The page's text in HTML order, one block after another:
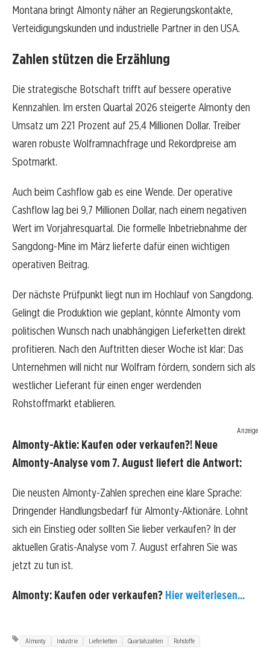
Montana bringt Almonty näher an Regierungskontakte,
Verteidigungskunden und industrielle Partner in den USA.
Zahlen stützen die Erzählung
Die strategische Botschaft trifft auf bessere operative
Kennzahlen. Im ersten Quartal 2026 steigerte Almonty den
Umsatz um 221 Prozent auf 25,4 Millionen Dollar. Treiber
waren robuste Wolframnachfrage und Rekordpreise am
Spotmarkt.
Auch beim Cashflow gab es eine Wende. Der operative
Cashflow lag bei 9,7 Millionen Dollar, nach einem negativen
Wert im Vorjahresquartal. Die formelle Inbetriebnahme der
Sangdong-Mine im März lieferte dafür einen wichtigen
operativen Beitrag.
Der nächste Prüfpunkt liegt nun im Hochlauf von Sangdong.
Gelingt die Produktion wie geplant, könnte Almonty vom
politischen Wunsch nach unabhängigen Lieferketten direkt
profitieren. Nach den Auftritten dieser Woche ist klar: Das
Unternehmen will nicht nur Wolfram fördern, sondern sich als
westlicher Lieferant für einen enger werdenden
Rohstoffmarkt etablieren.
Anzeige
Almonty-Aktie: Kaufen oder verkaufen?! Neue
Almonty-Analyse vom 7. August liefert die Antwort:
Die neusten Almonty-Zahlen sprechen eine klare Sprache:
Dringender Handlungsbedarf für Almonty-Aktionäre. Lohnt
sich ein Einstieg oder sollten Sie lieber verkaufen? In der
aktuellen Gratis-Analyse vom 7. August erfahren Sie was
jetzt zu tun ist.
Almonty: Kaufen oder verkaufen? Hier weiterlesen...
Almonty Industrie Lieferketten Quartalszahlen Rohstoffe